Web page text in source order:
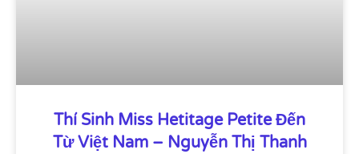
Thí Sinh Miss Hetitage Petite Đến
Từ Việt Nam – Nguyễn Thị Thanh